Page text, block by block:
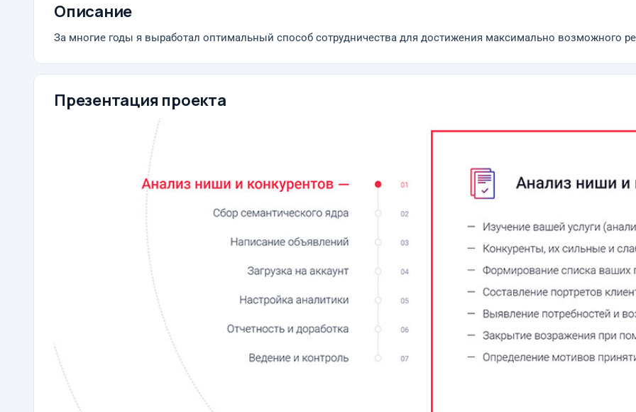
Описание
За многие годы я выработал оптимальный способ сотрудничества для достижения максимально возможного
Презентация проекта